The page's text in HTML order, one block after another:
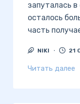
запуталась
осталось
часть
NIKI 21
Читать далее